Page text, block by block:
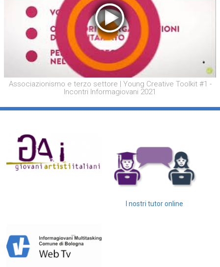
Associazionismo e terzo settore | Young Creative Toolkit #1 -
Incontri Informagiovani 2021
I nostri tutor online